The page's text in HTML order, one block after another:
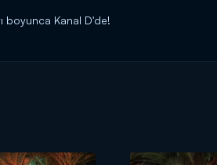
boyunca Kanal D'de!